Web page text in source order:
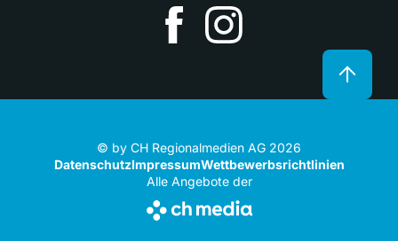
© by CH Regionalmedien AG 2026
DatenschutzImpressumWettbewerbsrichtlinien
Alle Angebote der